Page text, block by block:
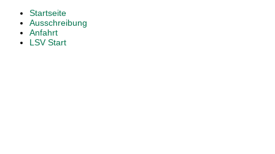
Startseite
Ausschreibung
Anfahrt
LSV Start